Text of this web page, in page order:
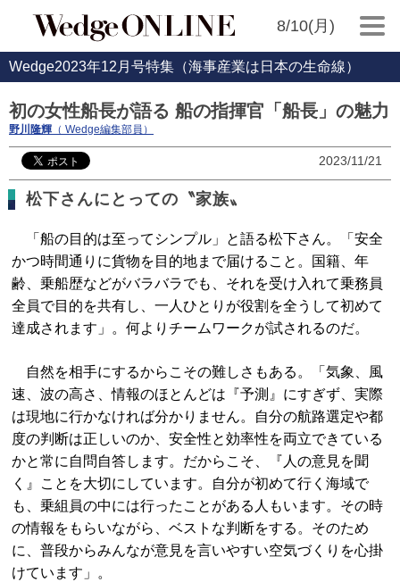
8/10(月)
Wedge2023年12月号特集（海事産業は日本の生命線）
初の女性船長が語る 船の指揮官「船長」の魅力
野川隆輝 （ Wedge編集部員）
2023/11/21
松下さんにとっての〝家族〟
「船の目的は至ってシンプル」と語る松下さん。「安全
かつ時間通りに貨物を目的地まで届けること。国籍、年
齢、乗船歴などがバラバラでも、それを受け入れて乗務員
全員で目的を共有し、一人ひとりが役割を全うして初めて
達成されます」。何よりチームワークが試されるのだ。
自然を相手にするからこその難しさもある。「気象、風
速、波の高さ、情報のほとんどは『予測』にすぎず、実際
は現地に行かなければ分かりません。自分の航路選定や都
度の判断は正しいのか、安全性と効率性を両立できている
かと常に自問自答します。だからこそ、『人の意見を聞
く』ことを大切にしています。自分が初めて行く海域で
も、乗組員の中には行ったことがある人もいます。その時
の情報をもらいながら、ベストな判断をする。そのため
に、普段からみんなが意見を言いやすい空気づくりを心掛
けています」。